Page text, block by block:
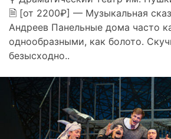
🗎 [от 2200₽] — Музыкальная
Андреев Панельные дома часто
однообразными, как болото.
безысходно..